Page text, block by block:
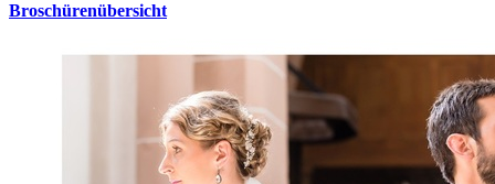
Broschürenübersicht